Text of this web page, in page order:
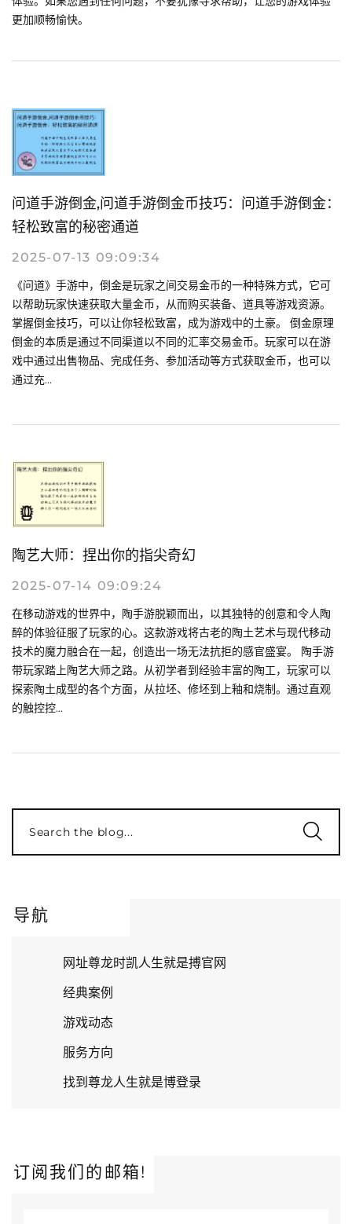
更加顺畅愉快。
问道手游倒金,问道手游倒金币技巧：问道手游倒金：
轻松致富的秘密通道
2025-07-13 09:09:34
《问道》手游中，倒金是玩家之间交易金币的一种特殊方式，它可
以帮助玩家快速获取大量金币，从而购买装备、道具等游戏资源。
掌握倒金技巧，可以让你轻松致富，成为游戏中的土豪。 倒金原理
倒金的本质是通过不同渠道以不同的汇率交易金币。玩家可以在游
戏中通过出售物品、完成任务、参加活动等方式获取金币，也可以
通过充...
陶艺大师：捏出你的指尖奇幻
2025-07-14 09:09:24
在移动游戏的世界中，陶手游脱颖而出，以其独特的创意和令人陶
醉的体验征服了玩家的心。这款游戏将古老的陶土艺术与现代移动
技术的魔力融合在一起，创造出一场无法抗拒的感官盛宴。 陶手游
带玩家踏上陶艺大师之路。从初学者到经验丰富的陶工，玩家可以
探索陶土成型的各个方面，从拉坯、修坯到上釉和烧制。通过直观
的触控控...
Search the blog...
导航
网址尊龙时凯人生就是搏官网
经典案例
游戏动态
服务方向
找到尊龙人生就是博登录
订阅我们的邮箱!